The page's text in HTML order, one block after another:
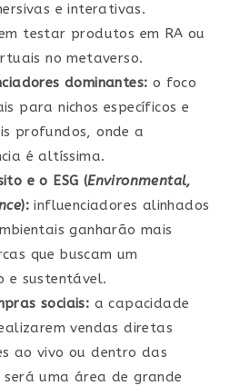
e interativas.
testar produtos em RA ou
no metaverso.
dominantes: o foco
para nichos específicos e
profundos, onde a
é altíssima.
e o ESG (Environmental,
): influenciadores alinhados
ganharão mais
que buscam um
e sustentável.
sociais: a capacidade
vendas diretas
ao vivo ou dentro das
uma área de grande